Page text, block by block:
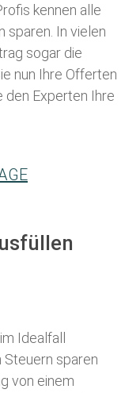
kennen alle
sparen. In vielen
sogar die
nun Ihre Offerten
den Experten Ihre
Idealfall
Steuern sparen
von einem